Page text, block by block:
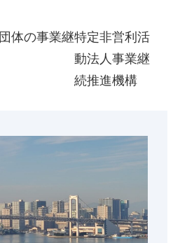
体の事業継特定非営利活
動法人事業継
続推進機構